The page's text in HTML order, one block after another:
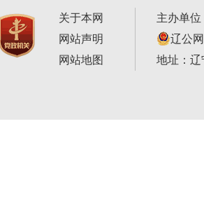
关于本网
网站声明
网站地图
主办单
辽公
地址：辽